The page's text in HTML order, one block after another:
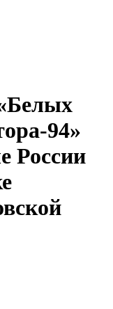
94»
России